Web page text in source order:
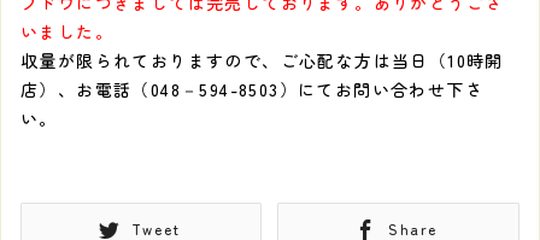
いました。
収量が限られておりますので、ご心配な方は当日（10時開
店）、お電話（048－594-8503）にてお問い合わせ下さ
い。
Tweet Share